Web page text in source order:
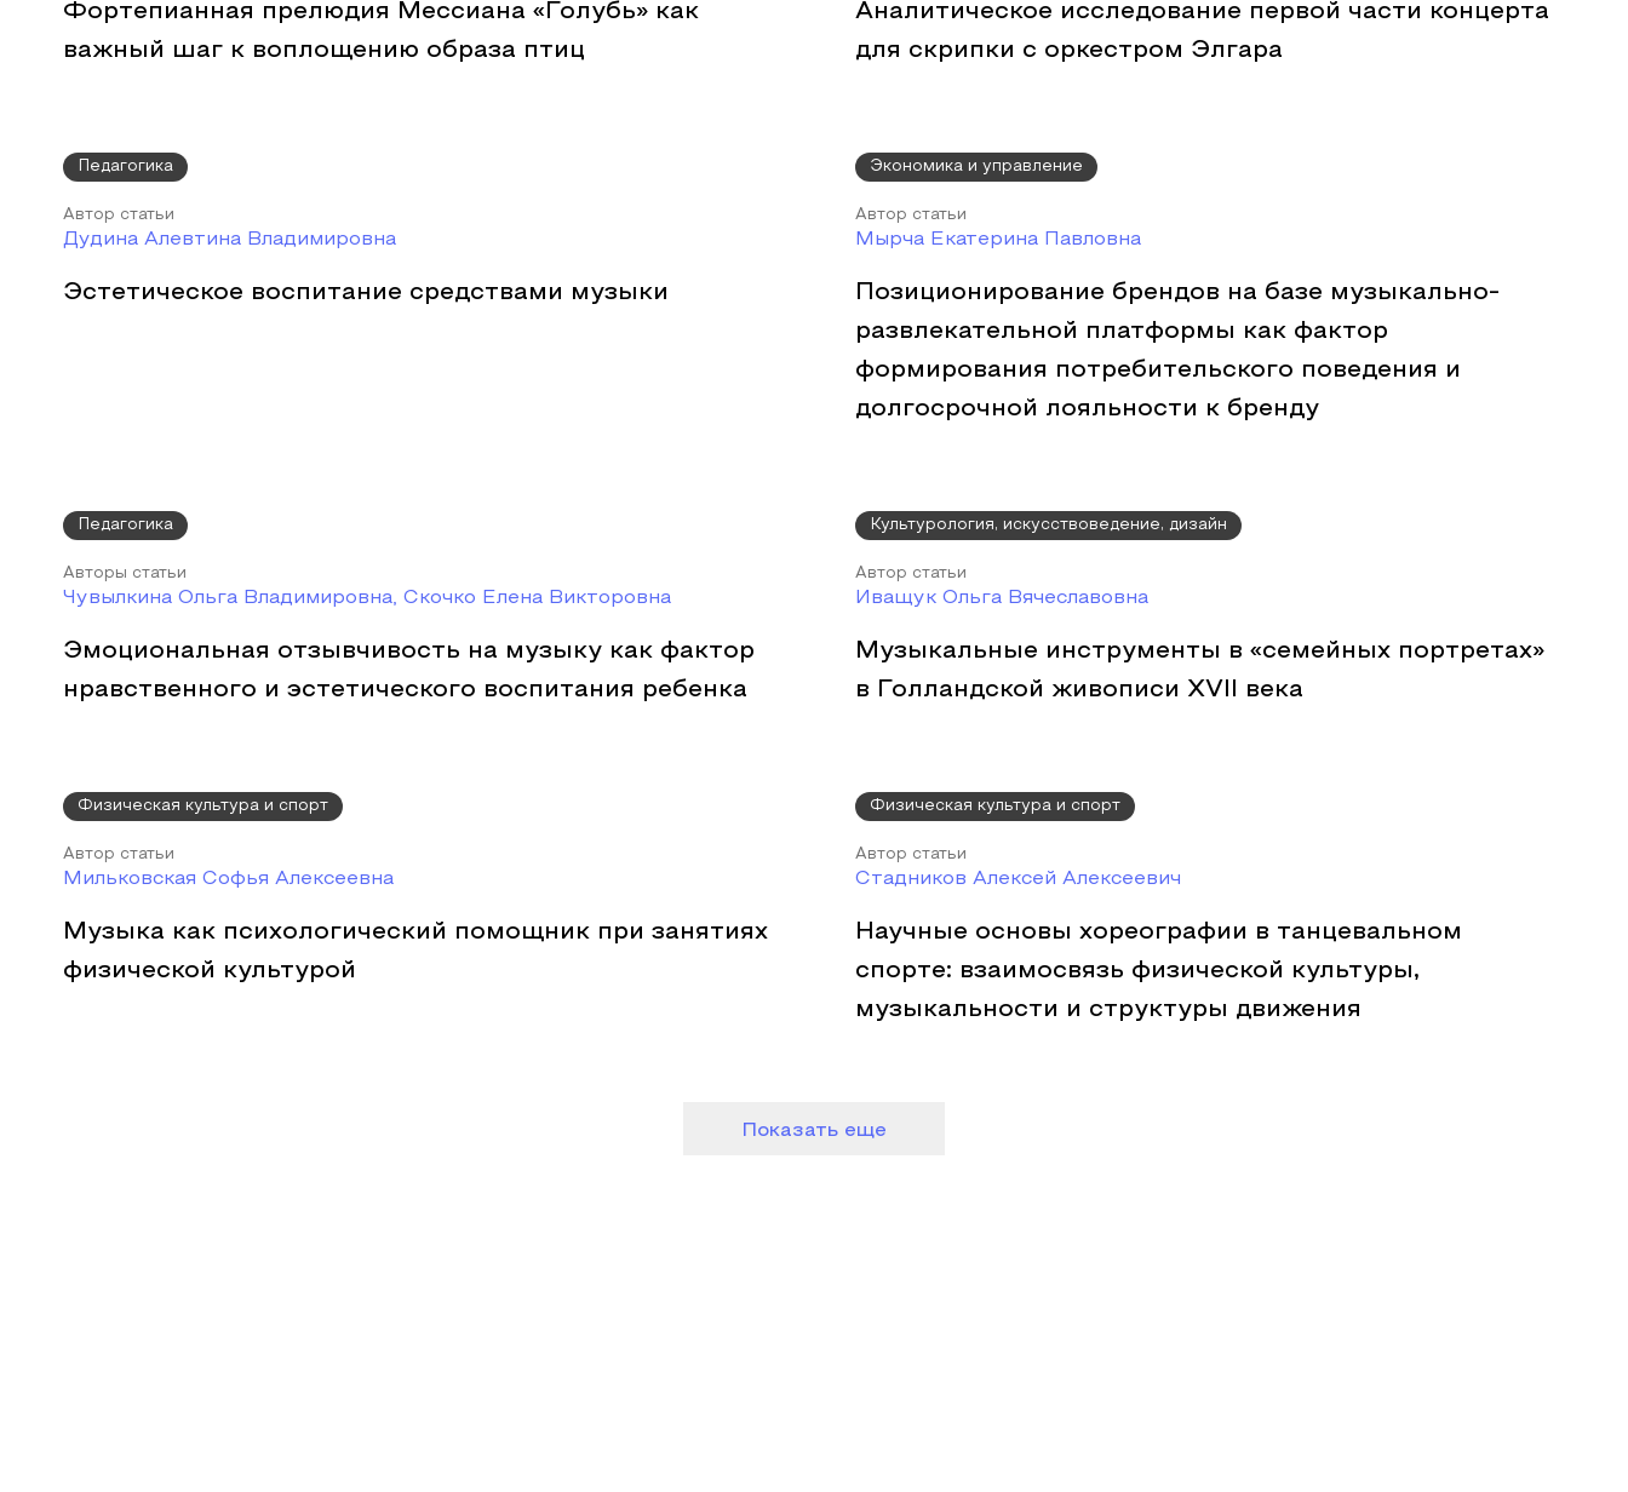
Фортепианная прелюдия Мессиана «Голубь» как
важный шаг к воплощению образа птиц
Аналитическое исследование первой части концерта
для скрипки с оркестром Элгара
Педагогика
Автор статьи
Дудина Алевтина Владимировна
Эстетическое воспитание средствами музыки
Экономика и управление
Автор статьи
Мырча Екатерина Павловна
Позиционирование брендов на базе музыкально-
развлекательной платформы как фактор
формирования потребительского поведения и
долгосрочной лояльности к бренду
Педагогика
Авторы статьи
Чувылкина Ольга Владимировна, Скочко Елена Викторовна
Эмоциональная отзывчивость на музыку как фактор
нравственного и эстетического воспитания ребенка
Культурология, искусствоведение, дизайн
Автор статьи
Иващук Ольга Вячеславовна
Музыкальные инструменты в «семейных портретах»
в Голландской живописи XVII века
Физическая культура и спорт
Автор статьи
Мильковская Софья Алексеевна
Музыка как психологический помощник при занятиях
физической культурой
Физическая культура и спорт
Автор статьи
Стадников Алексей Алексеевич
Научные основы хореографии в танцевальном
спорте: взаимосвязь физической культуры,
музыкальности и структуры движения
Показать еще